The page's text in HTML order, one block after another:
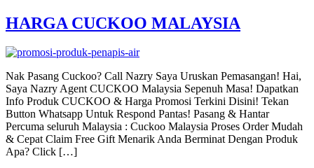
HARGA CUCKOO MALAYSIA
Nak Pasang Cuckoo? Call Nazry Saya Uruskan Pemasangan! Hai,
Saya Nazry Agent CUCKOO Malaysia Sepenuh Masa! Dapatkan
Info Produk CUCKOO & Harga Promosi Terkini Disini! Tekan
Button Whatsapp Untuk Respond Pantas! Pasang & Hantar
Percuma seluruh Malaysia : Cuckoo Malaysia Proses Order Mudah
& Cepat Claim Free Gift Menarik Anda Berminat Dengan Produk
Apa? Click […]